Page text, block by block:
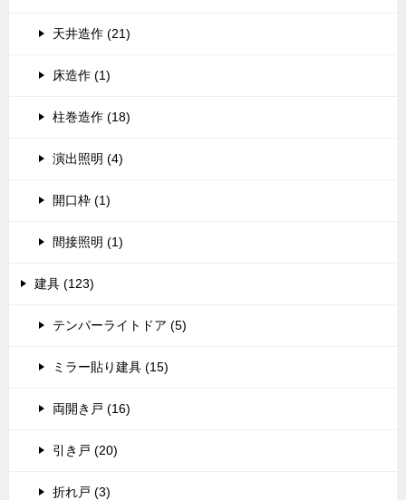
天井造作 (21)
床造作 (1)
柱巻造作 (18)
演出照明 (4)
開口枠 (1)
間接照明 (1)
建具 (123)
テンパーライトドア (5)
ミラー貼り建具 (15)
両開き戸 (16)
引き戸 (20)
折れ戸 (3)